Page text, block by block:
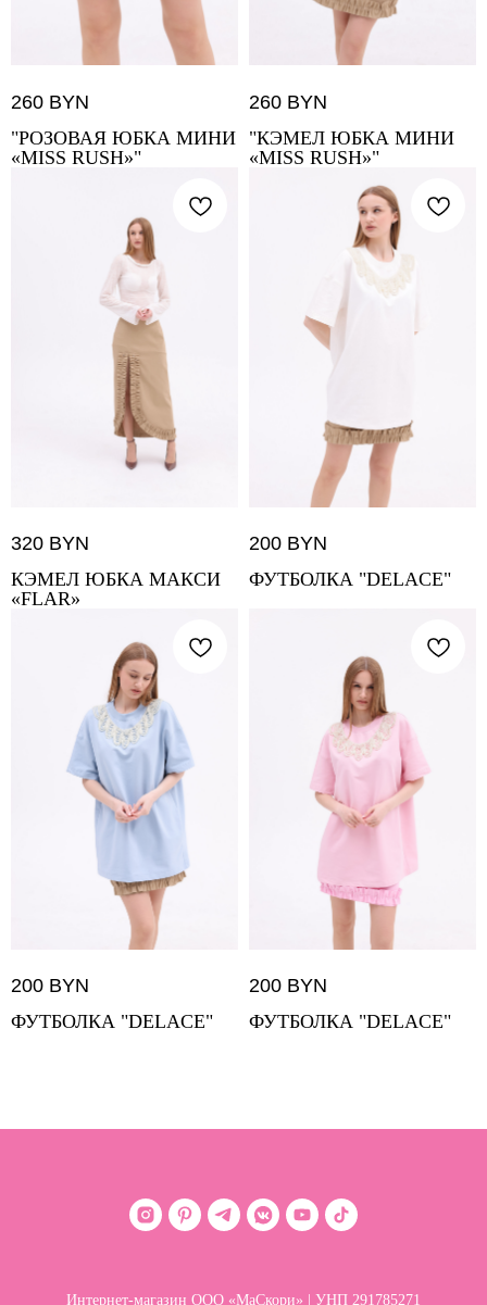
260 BYN
"РОЗОВАЯ ЮБКА МИНИ
«MISS RUSH»"
260 BYN
"КЭМЕЛ ЮБКА МИНИ
«MISS RUSH»"
320 BYN
КЭМЕЛ ЮБКА МАКСИ
«FLAR»
200 BYN
ФУТБОЛКА "DELACE"
200 BYN
ФУТБОЛКА "DELACE"
200 BYN
ФУТБОЛКА "DELACE"
Интернет-магазин ООО «МаСкори» | УНП 291785271